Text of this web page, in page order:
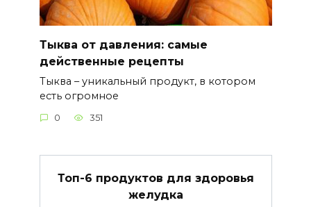
Тыква от давления: самые
действенные рецепты
Тыква – уникальный продукт, в котором
есть огромное
0 351
Топ-6 продуктов для здоровья
желудка